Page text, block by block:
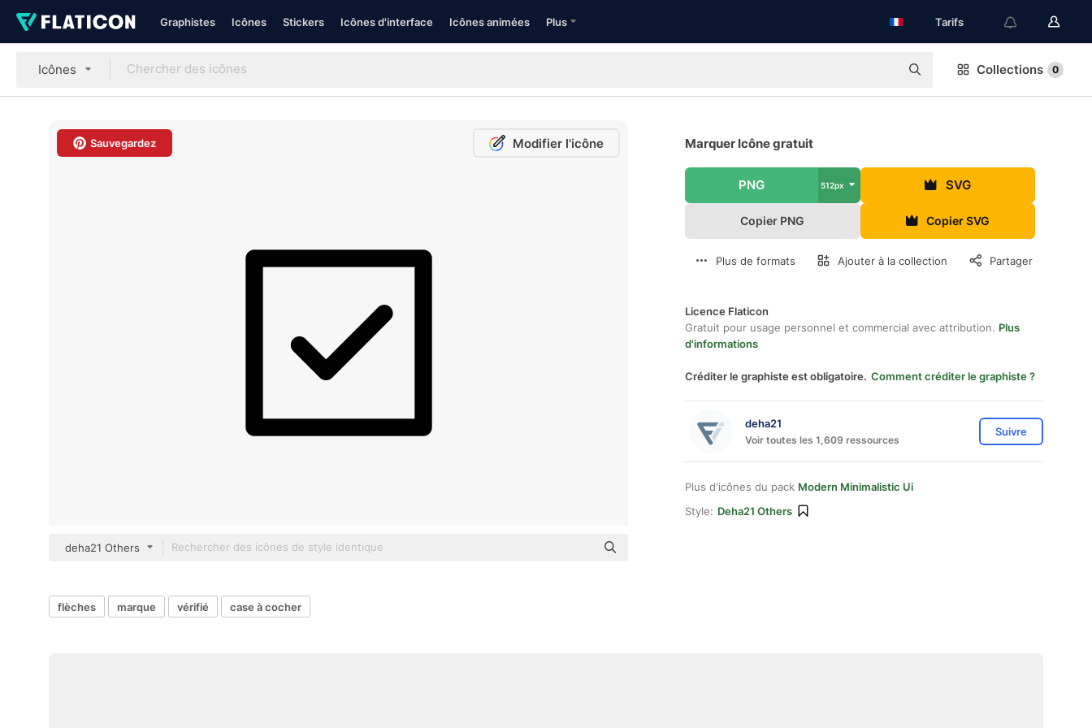
Graphistes Icônes Stickers Icônes d'interface Icônes animées Plus Tarifs
Icônes Collections 0
Sauvegardez Modifier l'icône
deha21 Others
Marquer Icône gratuit
PNG 512px SVG
Copier PNG Copier SVG
Plus de formats Ajouter à la collection Partager
Licence Flaticon
Gratuit pour usage personnel et commercial avec attribution. Plus
d'informations
Créditer le graphiste est obligatoire. Comment créditer le graphiste ?
deha21
Voir toutes les 1,609 ressources
Suivre
Plus d'icônes du pack Modern Minimalistic Ui
Style: Deha21 Others
flèches marque vérifié case à cocher